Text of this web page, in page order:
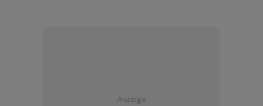
Anzeige